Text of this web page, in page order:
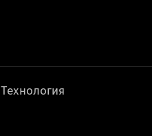
Технология